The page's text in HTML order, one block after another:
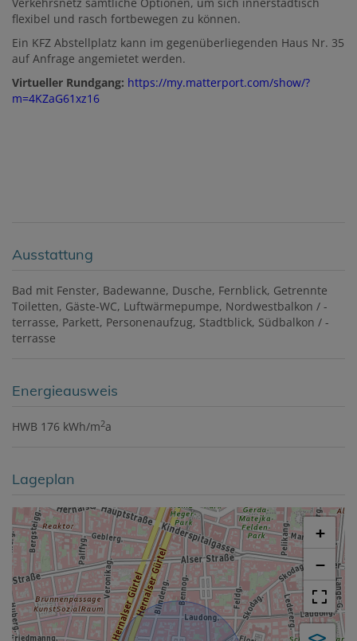
flexibel und rasch fortbewegen zu können.
Ein KFZ Abstellplatz kann im gegenüberliegenden Haus Nr. 35
auf Anfrage angemietet werden.
Virtueller Rundgang: https://my.matterport.com/show/?
m=4KZaG61xz16
Ausstattung
Bad mit Fenster Badewanne Dusche Fernblick Getrennte
Toiletten Gäste-WC Luftwärmepumpe Nordwestbalkon / -
terrasse Parkett Personenaufzug Stadtblick Südbalkon / -
terrasse
Energieausweis
HWB 176 kWh/m2a
Lageplan
+
−